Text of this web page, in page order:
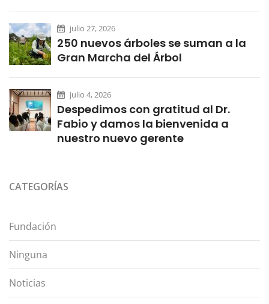
julio 27, 2026
250 nuevos árboles se suman a la
Gran Marcha del Árbol
julio 4, 2026
Despedimos con gratitud al Dr.
Fabio y damos la bienvenida a
nuestro nuevo gerente
CATEGORÍAS
Fundación
Ninguna
Noticias